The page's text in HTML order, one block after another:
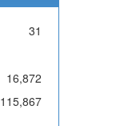
31
16,872
115,867